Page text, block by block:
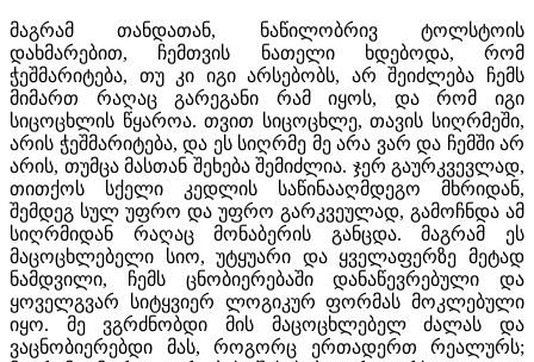
მაგრამ თანდათან, ნაწილობრივ ტოლსტოის
დახმარებით, ჩემთვის ნათელი ხდებოდა, რომ
ჭეშმარიტება, თუ კი იგი არსებობს, არ შეიძლება ჩემს
მიმართ რაღაც გარეგანი რამ იყოს, და რომ იგი
სიცოცხლის წყაროა. თვით სიცოცხლე, თავის სიღრმეში,
არის ჭეშმარიტება, და ეს სიღრმე მე არა ვარ და ჩემში არ
არის, თუმცა მასთან შეხება შემიძლია. ჯერ გაურკვევლად,
თითქოს სქელი კედლის საწინააღმდეგო მხრიდან,
შემდეგ სულ უფრო და უფრო გარკვეულად, გამოჩნდა ამ
სიღრმიდან რაღაც მონაბერის განცდა. მაგრამ ეს
მაცოცხლებელი სიო, უტყუარი და ყველაფერზე მეტად
ნამდვილი, ჩემს ცნობიერებაში დანაწევრებული და
ყოველგვარ სიტყვიერ ლოგიკურ ფორმას მოკლებული
იყო. მე ვგრძნობდი მის მაცოცხლებელ ძალას და
ვაცნობიერებდი მას, როგორც ერთადერთ რეალურს;